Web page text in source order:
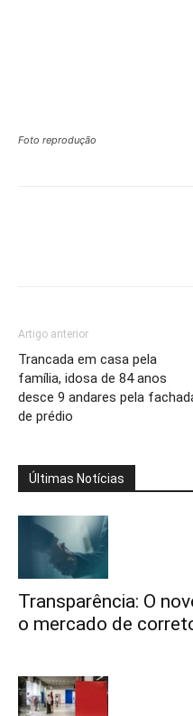
Foto reprodução
Artigo anterior
Trancada em casa pela
família, idosa de 84 anos
desce 9 andares pela
de prédio
Últimas Notícias
Transparência: O
o mercado de